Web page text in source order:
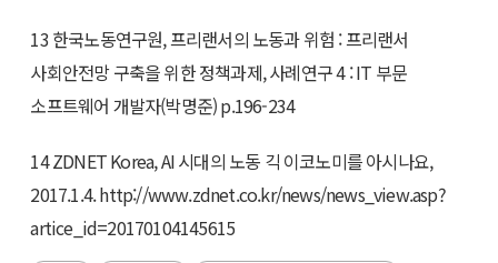
13 한국노동연구원, 프리랜서의 노동과 위험 : 프리랜서
사회안전망 구축을 위한 정책과제, 사례연구 4 : IT 부문
소프트웨어 개발자(박명준) p.196-234
14 ZDNET Korea, AI 시대의 노동 긱 이코노미를 아시나요,
2017.1.4. http://www.zdnet.co.kr/news/news_view.asp?
artice_id=20170104145615